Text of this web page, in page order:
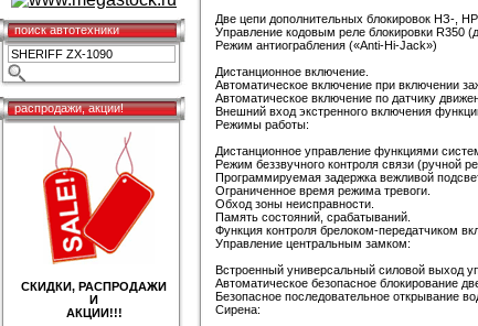
поиск автотехники
распродажи, акции!
СКИДКИ, РАСПРОДАЖИ
И
АКЦИИ!!!
Две цепи дополнительных блокировок НЗ-,
Управление кодовым реле блокировки R350
Режим антиограбления («Anti-Hi-Jack»)
Дистанционное включение.
Автоматическое включение при включении
Автоматическое включение по датчику
Внешний вход экстренного включения
Режимы работы:
Дистанционное управление функциями
Режим беззвучного контроля связи (ручной
Программируемая задержка вежливой
Ограниченное время режима тревоги.
Обход зоны неисправности.
Память состояний, срабатываний.
Функция контроля брелоком-передатчиком
Управление центральным замком:
Встроенный универсальный силовой выход
Автоматическое безопасное блокирование
Безопасное последовательное открывание
Сирена: